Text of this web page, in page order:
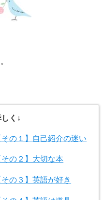
く↓
の１】自己紹介の迷い
の２】大切な本
の３】英語が好き